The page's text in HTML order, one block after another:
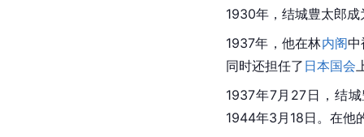
1930年，结城豊太郎成
1937年，他在林内阁中
同时还担任了 日本国会
1937年7月27日，结
1944年3月18日。在他